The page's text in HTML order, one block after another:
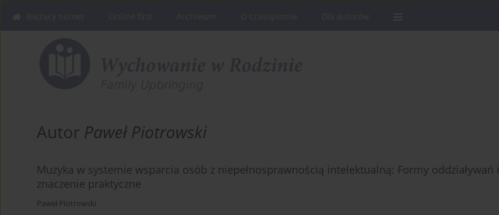
Autor Paweł Piotrowski
Muzyka w systemie wsparcia osób z niepełnosprawnością intelektualną: Formy oddziaływań i
znaczenie praktyczne
Paweł Piotrowski